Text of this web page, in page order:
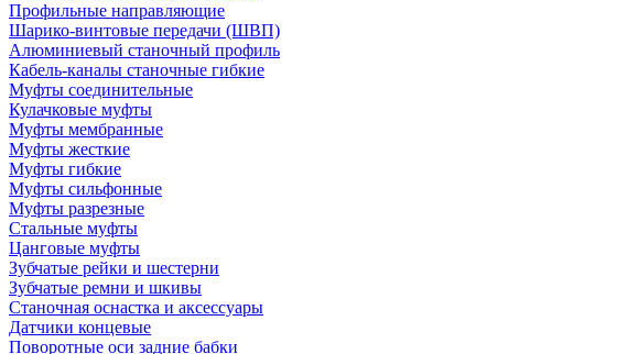
Профильные направляющие
Шарико-винтовые передачи (ШВП)
Алюминиевый станочный профиль
Кабель-каналы станочные гибкие
Муфты соединительные
Кулачковые муфты
Муфты мембранные
Муфты жесткие
Муфты гибкие
Муфты сильфонные
Муфты разрезные
Стальные муфты
Цанговые муфты
Зубчатые рейки и шестерни
Зубчатые ремни и шкивы
Станочная оснастка и аксессуары
Датчики концевые
Поворотные оси задние бабки